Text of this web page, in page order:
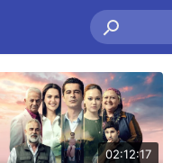
02:12:17